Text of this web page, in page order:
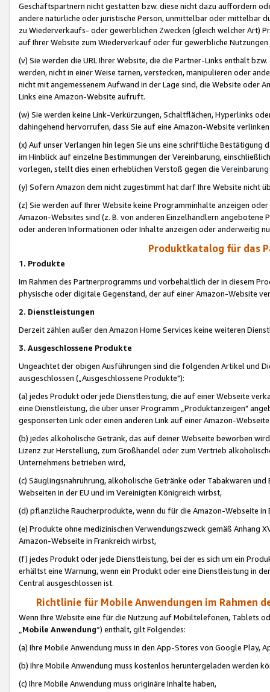
Geschäftspartnern nicht gestatten bzw. diese nicht dazu auffordern
andere natürliche oder juristische Person, unmittelbar oder mittelbar
zu Wiederverkaufs- oder gewerblichen Zwecken (gleich welcher Art)
auf Ihrer Website zum Wiederverkauf oder für gewerbliche
(v) Sie werden die URL Ihrer Website, die die Partner-Links enthält
werden, nicht in einer Weise tarnen, verstecken, manipulieren oder
nicht mit angemessenem Aufwand in der Lage sind, die Website oder
Links eine Amazon-Website aufruft.
(w) Sie werden keine Link-Verkürzungen, Schaltflächen, Hyperlinks
dahingehend hervorrufen, dass Sie auf eine Amazon-Website
(x) Auf unser Verlangen hin legen Sie uns eine schriftliche
im Hinblick auf einzelne Bestimmungen der Vereinbarung,
vorlegen, stellt dies einen erheblichen Verstoß gegen die Vereinbarung
(y) Sofern Amazon dem nicht zugestimmt hat darf Ihre Website nicht
(z) Sie werden auf Ihrer Website keine Programminhalte anzeigen
Amazon-Websites sind (z. B. von anderen Einzelhändlern
oder anderen Informationen oder Inhalte anzeigen oder anderweitig
Produktkatalog für das
1. Produkte
Im Rahmen des Partnerprogramms und vorbehaltlich der in diesem
physische oder digitale Gegenstand, der auf einer Amazon-Website
2. Dienstleistungen
Derzeit zählen außer den Amazon Home Services keine weiteren
3. Ausgeschlossene Produkte
Ungeachtet der obigen Ausführungen sind die folgenden Artikel und
ausgeschlossen („Ausgeschlossene Produkte"):
(a) jedes Produkt oder jede Dienstleistung, die auf einer Webseite
eine Dienstleistung, die über unser Programm „Produktanzeigen"
gesponserten Link oder einen anderen Link auf einer Amazon-
(b) jedes alkoholische Getränk, das auf deiner Webseite beworben
Lizenz zur Herstellung, zum Großhandel oder zum Vertrieb
Unternehmens betrieben wird,
(c) Säuglingsnahruhrung, alkoholische Getränke oder Tabakwaren
Webseiten in der EU und im Vereinigten Königreich wirbst,
(d) pflanzliche Raucherprodukte, wenn du für die Amazon-Webseite in
(e) Produkte ohne medizinischen Verwendungszweck gemäß Anhang
Amazon-Webseite in Frankreich wirbst,
(f) jedes Produkt oder jede Dienstleistung, bei der es sich um ein
erhältst eine Warnung, wenn ein Produkt oder eine Dienstleistung in
Central ausgeschlossen ist.
Richtlinie für Mobile Anwendungen im Rahmen
Wenn Ihre Website eine für die Nutzung auf Mobiltelefonen, Tablets
„Mobile Anwendung“) enthält, gilt Folgendes:
(a) Ihre Mobile Anwendung muss in den App-Stores von Google Play,
(b) Ihre Mobile Anwendung muss kostenlos heruntergeladen werden
(c) Ihre Mobile Anwendung muss originäre Inhalte haben,